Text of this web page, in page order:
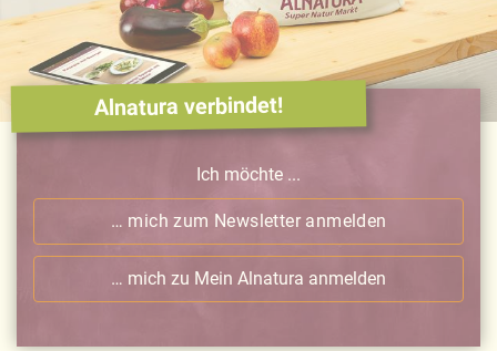
Alnatura verbindet!
Ich möchte ...
… mich zum Newsletter anmelden
… mich zu Mein Alnatura anmelden